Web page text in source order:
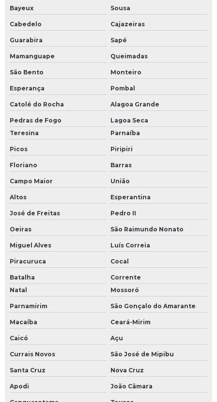
Bayeux Sousa
Cabedelo Cajazeiras
Guarabira Sapé
Mamanguape Queimadas
São Bento Monteiro
Esperança Pombal
Catolé do Rocha Alagoa Grande
Pedras de Fogo
Lagoa Seca
Teresina
Parnaíba
Picos Piripiri
Floriano Barras
Campo Maior União
Altos Esperantina
José de Freitas Pedro II
Oeiras São Raimundo Nonato
Miguel Alves Luís Correia
Piracuruca Cocal
Batalha
Corrente
Natal
Mossoró
Parnamirim São Gonçalo do Amarante
Macaíba Ceará-Mirim
Caicó Açu
Currais Novos São José de Mipibu
Santa Cruz Nova Cruz
Apodi João Câmara